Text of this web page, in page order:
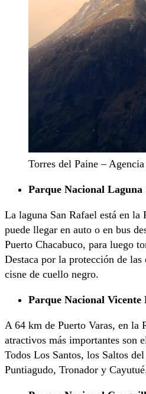
Torres del Paine –
Parque Nacional Laguna
La laguna San Rafael está en la
puede llegar en auto o en bus
Puerto Chacabuco, para luego
Destaca por la protección de las
cisne de cuello negro.
Parque Nacional Vicente
A 64 km de Puerto Varas, en la
atractivos más importantes son
Todos Los Santos, los Saltos
Puntiagudo, Tronador y